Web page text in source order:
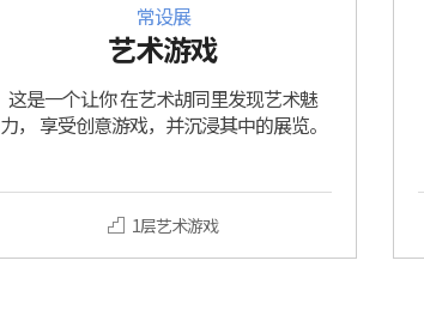
常设展
艺术游戏
这是一个让你 在艺术胡同里发现艺术魅
力， 享受创意游戏，并沉浸其中的展览。
1层艺术游戏